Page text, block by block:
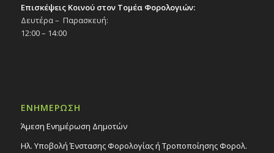
ΟΚΤ
8
20:00
9
Τελετή ονοματοδότησης του Δημ. Πάρκου
«Θεόδουλος Σολωμού», 9/10/25, 18:00 (οδός
Αριστοφάνους)
Εκδηλώσεις Δήμου
Επισκέψεις Κοινού στον Τομέα Φορολογιών:
Δευτέρα – Παρασκευή:
12:00 – 14:00
ΕΝΗΜΕΡΩΣΗ
Άμεση Ενημέρωση Δημοτών
Ηλ. Υποβολή Ένστασης Φορολογίας ή Τροποποίησης Φορολ.